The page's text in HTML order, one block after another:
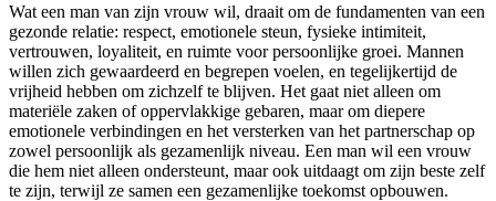
Wat een man van zijn vrouw wil, draait om de fundamenten van een
gezonde relatie: respect, emotionele steun, fysieke intimiteit,
vertrouwen, loyaliteit, en ruimte voor persoonlijke groei. Mannen
willen zich gewaardeerd en begrepen voelen, en tegelijkertijd de
vrijheid hebben om zichzelf te blijven. Het gaat niet alleen om
materiële zaken of oppervlakkige gebaren, maar om diepere
emotionele verbindingen en het versterken van het partnerschap op
zowel persoonlijk als gezamenlijk niveau. Een man wil een vrouw
die hem niet alleen ondersteunt, maar ook uitdaagt om zijn beste zelf
te zijn, terwijl ze samen een gezamenlijke toekomst opbouwen.